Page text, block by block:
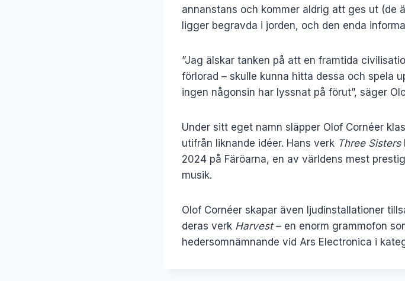
annanstans och kommer aldrig att ges ut (de
ligger begravda i jorden, och den enda
”Jag älskar tanken på att en framtida
förlorad – skulle kunna hitta dessa och spela
ingen någonsin har lyssnat på förut”, säger
Under sitt eget namn släpper Olof Cornéer
utifrån liknande idéer. Hans verk Three Sisters
2024 på Färöarna, en av världens mest
musik.
Olof Cornéer skapar även ljudinstallationer
deras verk Harvest – en enorm grammofon
hedersomnämnande vid Ars Electronica i